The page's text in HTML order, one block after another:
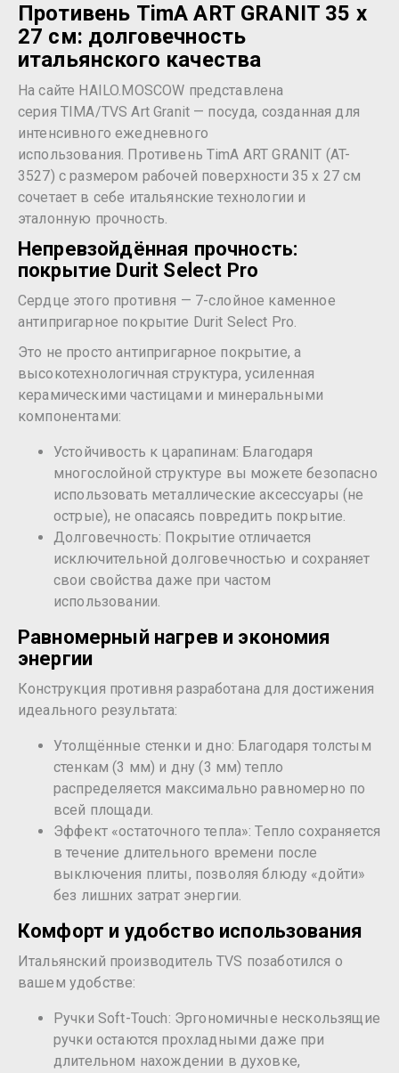
Противень TimA ART GRANIT 35 х
27 см: долговечность
итальянского качества
На сайте HAILO.MOSCOW представлена
серия TIMA/TVS Art Granit — посуда, созданная для
интенсивного ежедневного
использования. Противень TimA ART GRANIT (AT-
3527) с размером рабочей поверхности 35 х 27 см
сочетает в себе итальянские технологии и
эталонную прочность.
Непревзойдённая прочность:
покрытие Durit Select Pro
Сердце этого противня — 7-слойное каменное
антипригарное покрытие Durit Select Pro.
Это не просто антипригарное покрытие, а
высокотехнологичная структура, усиленная
керамическими частицами и минеральными
компонентами:
Устойчивость к царапинам: Благодаря
многослойной структуре вы можете безопасно
использовать металлические аксессуары (не
острые), не опасаясь повредить покрытие.
Долговечность: Покрытие отличается
исключительной долговечностью и сохраняет
свои свойства даже при частом
использовании.
Равномерный нагрев и экономия
энергии
Конструкция противня разработана для достижения
идеального результата:
Утолщённые стенки и дно: Благодаря толстым
стенкам (3 мм) и дну (3 мм) тепло
распределяется максимально равномерно по
всей площади.
Эффект «остаточного тепла»: Тепло сохраняется
в течение длительного времени после
выключения плиты, позволяя блюду «дойти»
без лишних затрат энергии.
Комфорт и удобство использования
Итальянский производитель TVS позаботился о
вашем удобстве:
Ручки Soft-Touch: Эргономичные нескользящие
ручки остаются прохладными даже при
длительном нахождении в духовке,